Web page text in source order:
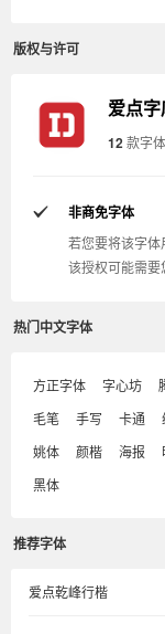
版权与许可
爱点
12款字体
非商免字体
若您要将该字体
该授权可能需要
热门中文字体
方正字体 字心坊
毛笔
手写 卡通
姚体
颜楷 海报
黑体
推荐字体
爱点乾峰行楷